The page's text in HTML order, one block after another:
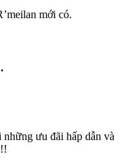
mới có.
ưu đãi hấp dẫn và